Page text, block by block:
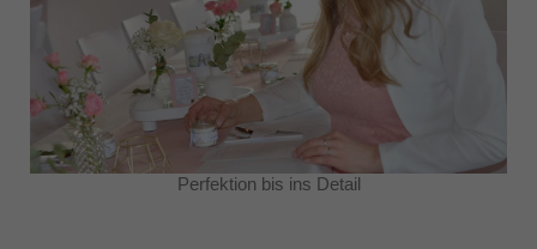
Perfektion bis ins Detail